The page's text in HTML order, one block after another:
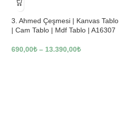
-23%
3. Ahmed Çeşmesi | Kanvas Tablo
| Cam Tablo | Mdf Tablo | A16307
690,00₺ – 13.390,00₺